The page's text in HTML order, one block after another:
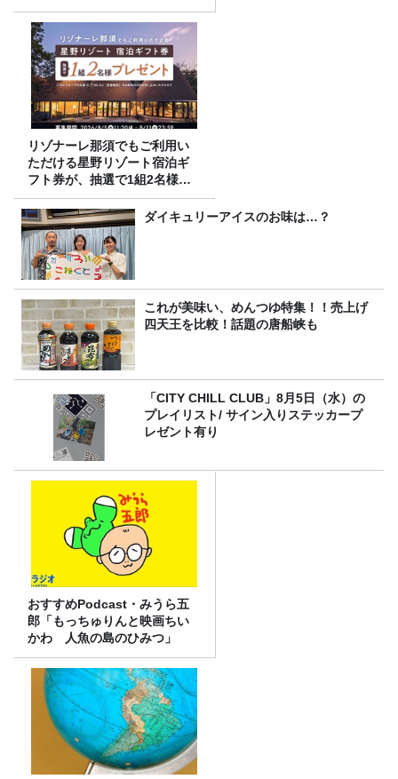
リゾナーレ那須でもご利用い
ただける星野リゾート宿泊ギ
フト券が、抽選で1組2名様に
プレゼント！
ダイキュリーアイスのお味は…？
これが美味い、めんつゆ特集！！売上げ
四天王を比較！話題の唐船峡も
「CITY CHILL CLUB」8月5日（水）の
プレイリスト/ サイン入りステッカープ
レゼント有り
おすすめPodcast・みうら五
郎「もっちゅりんと映画ちい
かわ 人魚の島のひみつ」